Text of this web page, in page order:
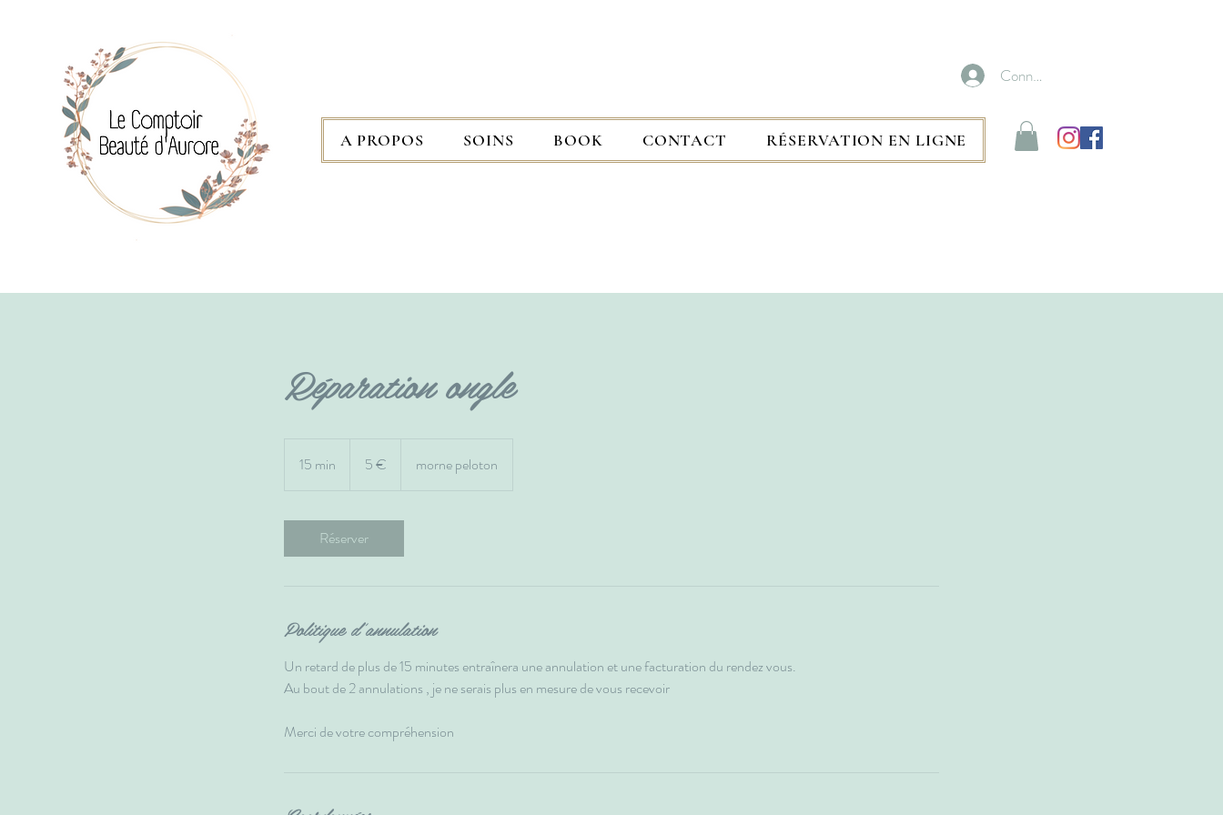
Connexion
A PROPOS SOINS BOOK CONTACT RÉSERVATION EN LIGNE
Réparation ongle
15 min
n
5 € morne peloton
Réserver
Politique d'annulation
Un retard de plus de 15 minutes entraînera une annulation et une facturation du rendez vous.
Au bout de 2 annulations , je ne serais plus en mesure de vous recevoir
Merci de votre compréhension